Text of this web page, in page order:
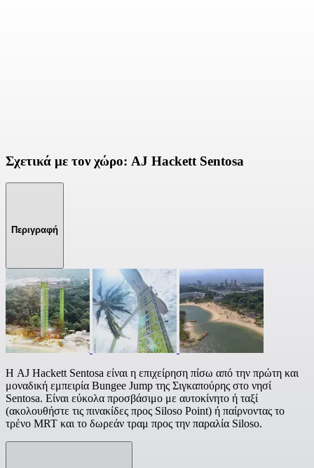
Σχετικά με τον χώρο: AJ Hackett Sentosa
Περιγραφή
Η AJ Hackett Sentosa είναι η επιχείρηση πίσω από την πρώτη και
μοναδική εμπειρία Bungee Jump της Σιγκαπούρης στο νησί
Sentosa. Είναι εύκολα προσβάσιμο με αυτοκίνητο ή ταξί
(ακολουθήστε τις πινακίδες προς Siloso Point) ή παίρνοντας το
τρένο MRT και το δωρεάν τραμ προς την παραλία Siloso.